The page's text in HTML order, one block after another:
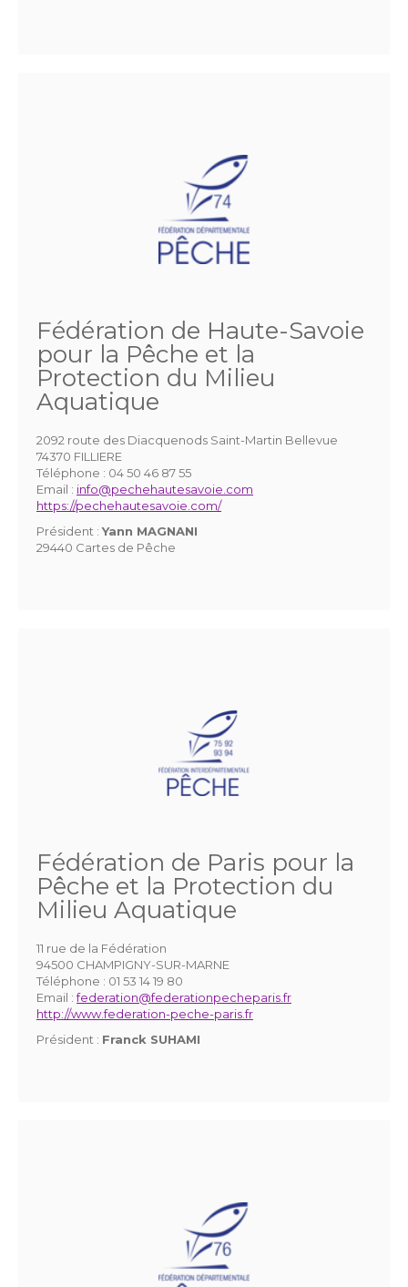
Fédération de Haute-Savoie
pour la Pêche et la
Protection du Milieu
Aquatique
2092 route des Diacquenods Saint-Martin Bellevue
74370 FILLIERE
Téléphone : 04 50 46 87 55
Email : info@pechehautesavoie.com
https://pechehautesavoie.com/
Président :Yann MAGNANI
29440 Cartes de Pêche
Fédération de Paris pour la
Pêche et la Protection du
Milieu Aquatique
11 rue de la Fédération
94500 CHAMPIGNY-SUR-MARNE
Téléphone : 01 53 14 19 80
Email :federation@federationpecheparis.fr
http://www.federation-peche-paris.fr
Président : Franck SUHAMI